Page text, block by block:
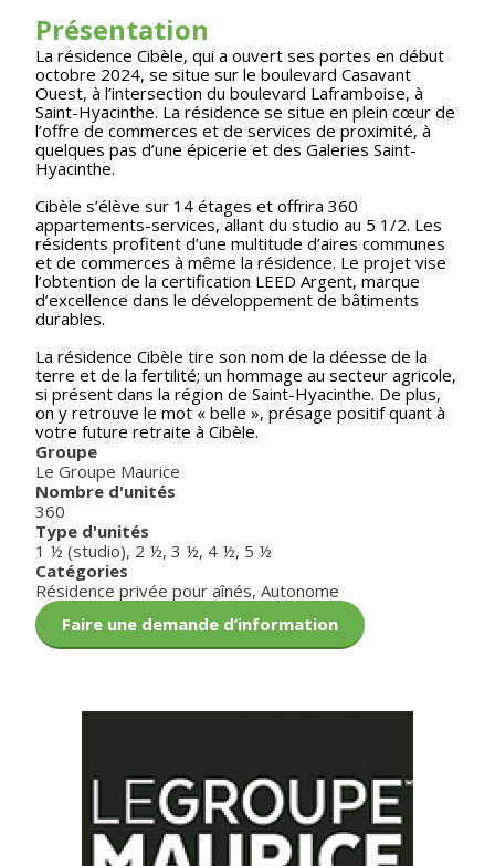
Présentation
La résidence Cibèle, qui a ouvert ses portes en début
octobre 2024, se situe sur le boulevard Casavant
Ouest, à l’intersection du boulevard Laframboise, à
Saint-Hyacinthe. La résidence se situe en plein cœur de
l’offre de commerces et de services de proximité, à
quelques pas d’une épicerie et des Galeries Saint-
Hyacinthe.
Cibèle s’élève sur 14 étages et offrira 360
appartements-services, allant du studio au 5 1/2. Les
résidents profitent d’une multitude d’aires communes
et de commerces à même la résidence. Le projet vise
l’obtention de la certification LEED Argent, marque
d’excellence dans le développement de bâtiments
durables.
La résidence Cibèle tire son nom de la déesse de la
terre et de la fertilité; un hommage au secteur agricole,
si présent dans la région de Saint-Hyacinthe. De plus,
on y retrouve le mot « belle », présage positif quant à
votre future retraite à Cibèle.
Groupe
Le Groupe Maurice
Nombre d'unités
360
Type d'unités
1 ½ (studio), 2 ½, 3 ½, 4 ½, 5 ½
Catégories
Résidence privée pour aînés, Autonome
Faire une demande d’information